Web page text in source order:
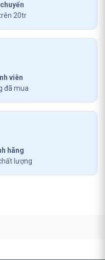
20tr
viên
đã mua
hãng
lượng